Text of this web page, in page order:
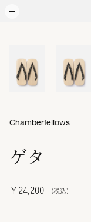
ゲタ
￥24,200
Chamberfellows